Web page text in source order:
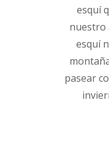
esquí
nuestro
esquí
pasear